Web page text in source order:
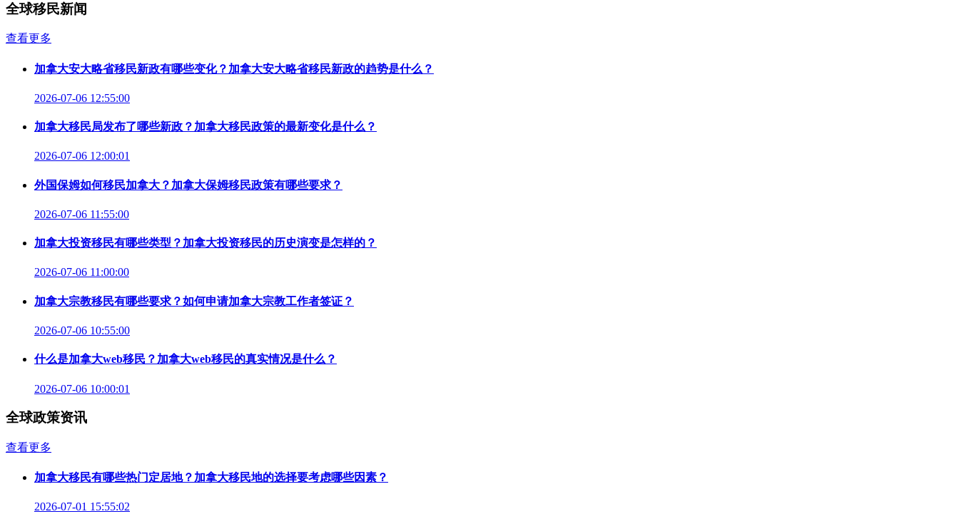
全球移民新闻
查看更多
加拿大安大略省移民新政有哪些变化？加拿大安大略省移民新政的趋势是什么？
2026-07-06 12:55:00
加拿大移民局发布了哪些新政？加拿大移民政策的最新变化是什么？
2026-07-06 12:00:01
外国保姆如何移民加拿大？加拿大保姆移民政策有哪些要求？
2026-07-06 11:55:00
加拿大投资移民有哪些类型？加拿大投资移民的历史演变是怎样的？
2026-07-06 11:00:00
加拿大宗教移民有哪些要求？如何申请加拿大宗教工作者签证？
2026-07-06 10:55:00
什么是加拿大web移民？加拿大web移民的真实情况是什么？
2026-07-06 10:00:01
全球政策资讯
查看更多
加拿大移民有哪些热门定居地？加拿大移民地的选择要考虑哪些因素？
2026-07-01 15:55:02